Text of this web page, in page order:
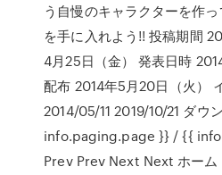
う自慢のキャラクターを作っ
を手に入れよう!! 投稿期間
4月25日（金） 発表日時
配布 2014年5月20日（火）
2014/05/11 2019/10/21 ダウ
info.paging.page }} / {{
Prev Prev Next Next ホーム